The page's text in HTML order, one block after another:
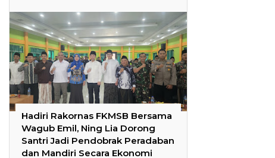
Hadiri Rakornas FKMSB Bersama
Wagub Emil, Ning Lia Dorong
Santri Jadi Pendobrak Peradaban
dan Mandiri Secara Ekonomi